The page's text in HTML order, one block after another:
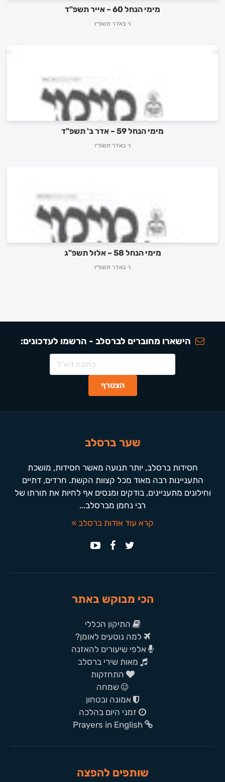
מימי הנחל 60 – אייר תשפ"ד
ו׳ באדר תשפ״ו
מימי הנחל 59 – אדר ב' תשפ"ד
ו׳ באדר תשפ״ו
מימי הנחל 58 – אלול תשפ"ג
ו׳ באדר תשפ״ו
הישארו מחוברים לברסלב - הרשמו לעדכונים:
שער ברסלב
חסידות ברסלב, יותר תנועה מאשר חסידות, מושכת
התעניינות רבה מאוד מכל קצוות הקשת. חרדים, דתיים
וחילונים מתעניינים, בודקים ומנסים אף לחיות את תורתו של
רבי נחמן מברסלב...
קרא עוד אודות ברסלב »
הכי מבוקש באתר
התיקון הכללי
למה נוסעים לאומן?
אלפי שיעורים להאזנה
מאות שירי ברסלב
התחזקות
שמחה
אמונה ובטחון
זמני היום בהלכה
Prayers in English
שותפים להפצה